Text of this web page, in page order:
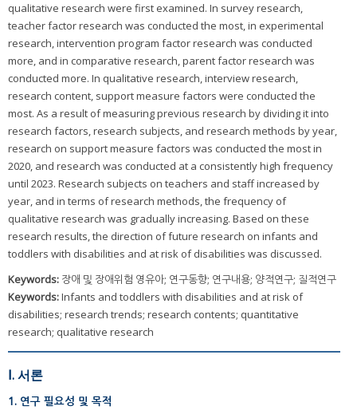
qualitative research were first examined. In survey research,
teacher factor research was conducted the most, in experimental
research, intervention program factor research was conducted
more, and in comparative research, parent factor research was
conducted more. In qualitative research, interview research,
research content, support measure factors were conducted the
most. As a result of measuring previous research by dividing it into
research factors, research subjects, and research methods by year,
research on support measure factors was conducted the most in
2020, and research was conducted at a consistently high frequency
until 2023. Research subjects on teachers and staff increased by
year, and in terms of research methods, the frequency of
qualitative research was gradually increasing. Based on these
research results, the direction of future research on infants and
toddlers with disabilities and at risk of disabilities was discussed.
Keywords: 장애 및 장애위험 영유아; 연구동향; 연구내용; 양적연구; 질적연구
Keywords:Infants and toddlers with disabilities and at risk of
disabilities; research trends; research contents; quantitative
research; qualitative research
Ⅰ. 서론
1. 연구 필요성 및 목적